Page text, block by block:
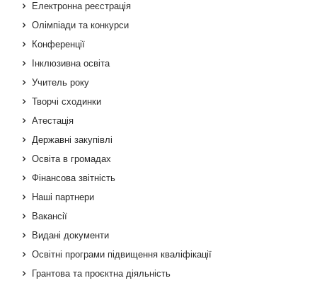
Електронна реєстрація
Олімпіади та конкурси
Конференції
Інклюзивна освіта
Учитель року
Творчі сходинки
Атестація
Державні закупівлі
Освіта в громадах
Фінансова звітність
Наші партнери
Вакансії
Видані документи
Освітні програми підвищення кваліфікації
Грантова та проєктна діяльність